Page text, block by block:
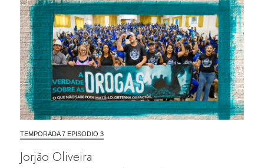
TEMPORADA 7 EPISODIO 3
Jorjão Oliveira